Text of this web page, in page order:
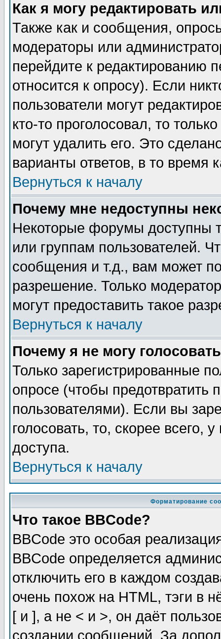
Как я могу редактировать
Также как и сообщения,
модераторы или
перейдите к редактированию
относится к опросу). Если
пользователи могут
кто-то проголосовал, то
могут удалить его. Это
варианты ответов, в то время
Вернуться к началу
Почему мне недоступны
Некоторые форумы доступны
или группам пользователей.
сообщения и т.д., вам может
разрешение. Только
могут предоставить такое
Вернуться к началу
Почему я не могу
Только зарегистрированные
опросе (чтобы предотвратить
пользователями). Если вы
голосовать, то, скорее всего,
доступа.
Вернуться к началу
Форматирование
Что такое BBCode?
BBCode это особая
BBCode определяется
отключить его в каждом
очень похож на HTML, тэги в
[ и ], а не < и >, он даёт
создании сообщений. За